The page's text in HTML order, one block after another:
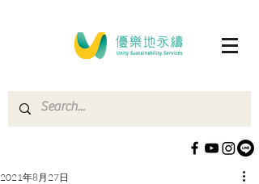
2021年8月27日